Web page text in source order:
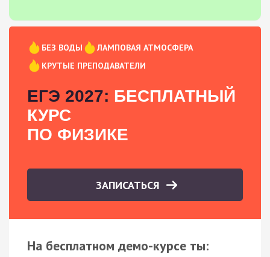
БЕЗ ВОДЫ
ЛАМПОВАЯ АТМОСФЕРА
КРУТЫЕ ПРЕПОДАВАТЕЛИ
ЕГЭ 2027: БЕСПЛАТНЫЙ
КУРС
ПО ФИЗИКЕ
ЗАПИСАТЬСЯ
На бесплатном демо-курсе ты: